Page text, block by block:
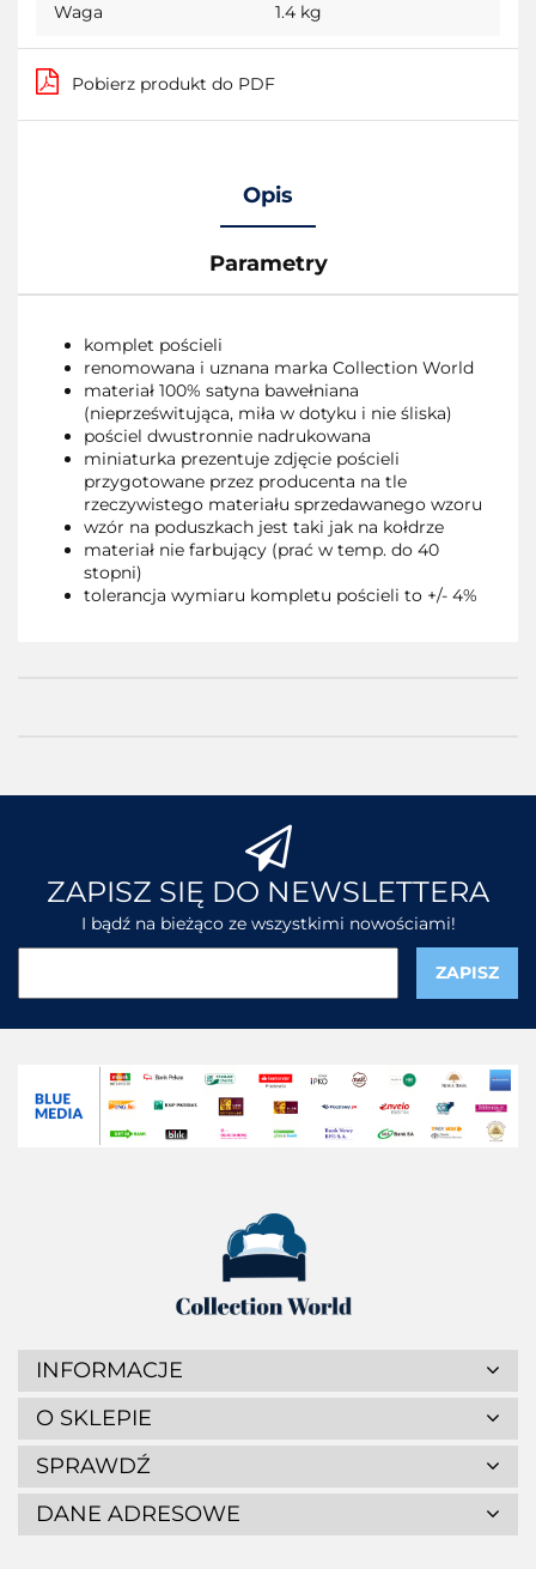
Waga 1.4 kg
Pobierz produkt do PDF
Opis
Parametry
komplet pościeli
renomowana i uznana marka Collection World
materiał 100% satyna bawełniana
(nieprześwitująca, miła w dotyku i nie śliska)
pościel dwustronnie nadrukowana
miniaturka prezentuje zdjęcie pościeli
przygotowane przez producenta na tle
rzeczywistego materiału sprzedawanego wzoru
wzór na poduszkach jest taki jak na kołdrze
materiał nie farbujący (prać w temp. do 40
stopni)
tolerancja wymiaru kompletu pościeli to +/- 4%
ZAPISZ SIĘ DO NEWSLETTERA
I bądź na bieżąco ze wszystkimi nowościami!
INFORMACJE
O SKLEPIE
SPRAWDŹ
DANE ADRESOWE